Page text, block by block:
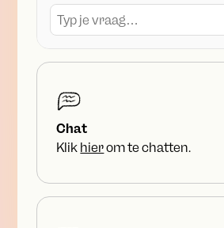
Chat
Klik hierom te chatten.